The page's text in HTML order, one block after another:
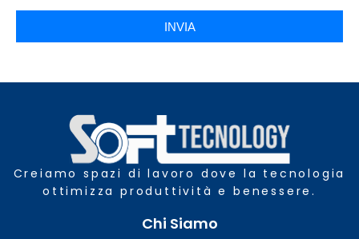
INVIA
Creiamo spazi di lavoro dove la tecnologia
ottimizza produttività e benessere.
Chi Siamo